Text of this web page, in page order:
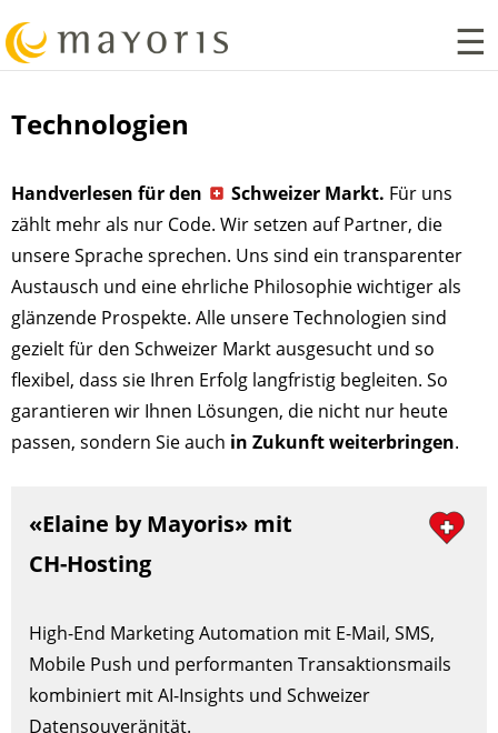
Technologien
Handverlesen für den Schweizer Markt. Für uns
zählt mehr als nur Code. Wir setzen auf Partner, die
unsere Sprache sprechen. Uns sind ein transparenter
Austausch und eine ehrliche Philosophie wichtiger als
glänzende Prospekte. Alle unsere Technologien sind
gezielt für den Schweizer Markt ausgesucht und so
flexibel, dass sie Ihren Erfolg langfristig begleiten. So
garantieren wir Ihnen Lösungen, die nicht nur heute
passen, sondern Sie auch in Zukunft weiterbringen.
«Elaine by Mayoris» mit
CH-Hosting
High-End Marketing Automation mit E-Mail, SMS,
Mobile Push und performanten Transaktionsmails
kombiniert mit AI-Insights und Schweizer
Datensouveränität.